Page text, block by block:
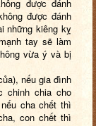
được đánh
được đánh
những kiêng kỵ
tay sẽ làm
vừa ý và bị
nếu gia đình
chinh chia cho
cha chết thì
con chết thì